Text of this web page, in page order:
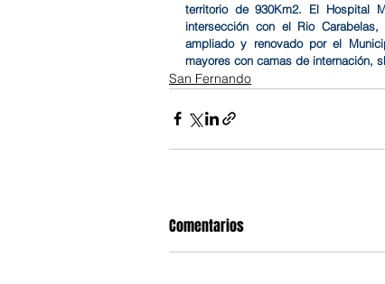
territorio de 930Km2. El Hospital
intersección con el Rio
ampliado y renovado por el
mayores con camas de internación,
San Fernando
Comentarios